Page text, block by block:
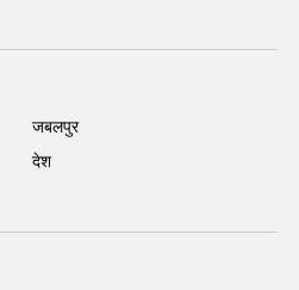
जबलपुर
देश